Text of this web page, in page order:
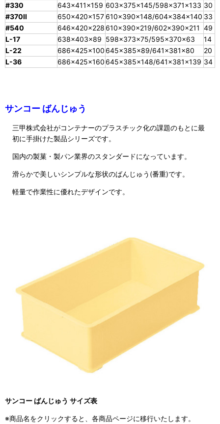
#330
643×411×159 603×375×145/598×371×133 30
#370II
650×420×157 610×390×148/604×384×140 33
#540
646×420×228 610×390×219/602×390×211 49
L-17
638×403×89 598×373×75/595×370×63
14
L-22
686×425×100 645×385×89/641×381×80
20
L-36
686×425×160 645×385×148/641×381×139 34
サンコー ばんじゅう
三甲株式会社がコンテナーのプラスチック化の課題のもとに最
初に手掛けた製品シリーズです。
国内の製菓・製パン業界のスタンダードになっています。
滑らかで美しいシンプルな形状のばんじゅう(番重)です。
軽量で作業性に優れたデザインです。
サンコー ばんじゅう サイズ表
※商品名をクリックすると、各商品ページに移行いたします。